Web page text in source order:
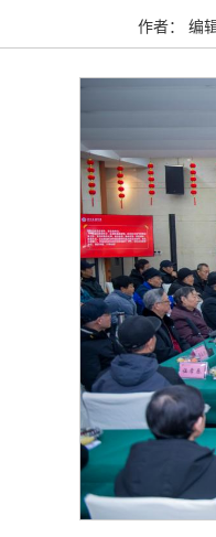
作者： 编